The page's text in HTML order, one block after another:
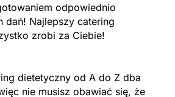
odpowiednio
dań! Najlepszy catering
zrobi za Ciebie!
dietetyczny od A do Z dba
nie musisz obawiać się, że